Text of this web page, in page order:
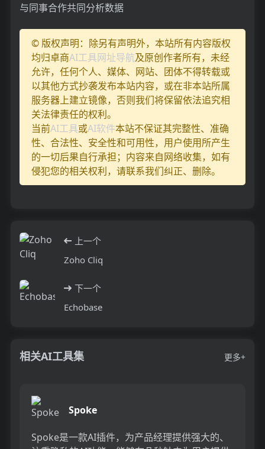
与同事合作共同分析数据
© 版权声明：除另有声明外，本站所有内容版权
均归卓商AI工具网址导航及原创作者所有，未经
允许，任何个人、媒体、网站、团体不得转载或
以其他方式抄袭发布本站内容，或在非本站所属
服务器上建立镜像，否则我们将保留依法追究相
关法律责任的权利。
当前AI工具或AI软件本站不保证其完整性、准确
性、合法性、安全性和可用性，用户使用所产生
的一切后果自行承担；内容来自网络收集，如有
侵犯您的相关权利，请联系我们纠正、删除。
上一个
Zoho Cliq
下一个
Echobase
相关AI工具集 更多+
Spoke
Spoke是一款AI插件，为产品经理提供强大的、